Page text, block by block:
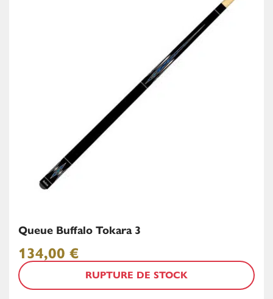
Queue Buffalo Tokara 3
134,00 €
RUPTURE DE STOCK